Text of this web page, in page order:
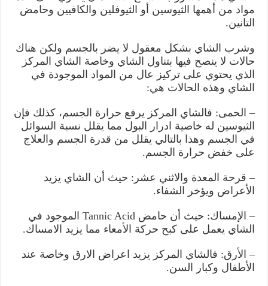
مواد من أهمها الثيوسين أو الثيوفلين والكافيين وحامض
التانين.
وشرب الشاي بشكل معقول لا يضر بالجسم ولكن هناك
حالات لا ينصح فيها بتناول الشاي وخاصة الشاي المركز
الذي يحتوي على تركيز عال من المواد الموجودة في
الشاي وهذه الحالات هي:
– الحمى: فالشاي المركز يرفع حرارة الجسم، كذلك فإن
الثيوسين له خاصية ادرار البول مما يقلل نسبة السوائل
في الجسم وهذا بالتالي يقلل من قدرة الجسم والعلاج
على خفض حرارة الجسم.
– قرحة المعدة والاثني عشر: حيث أن الشاي يزيد
الأعراض ويؤخر الشفاء.
– الإمساك: حيث أن حامض Tannic Acid الموجود في
الشاي يعمل على كبح حركة الأمعاء مما يزيد الامساك.
– الأرق: فالشاي المركز يزيد اعراض الارق وخاصة عند
الأطفال وكبار السن.